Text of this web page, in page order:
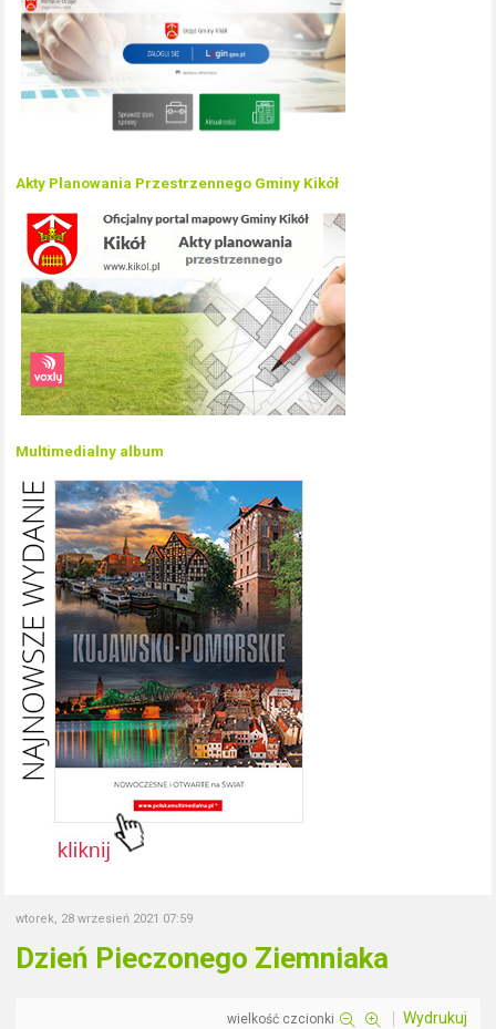
Akty Planowania Przestrzennego Gminy Kikół
Multimedialny album
wtorek, 28 wrzesień 2021 07:59
Dzień Pieczonego Ziemniaka
wielkość czcionki Wydrukuj